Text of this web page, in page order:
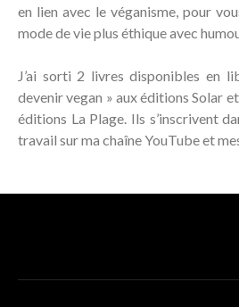
en lien avec le véganisme, pour
mode de vie plus éthique avec
J’ai sorti 2 livres disponibles en
devenir vegan » aux éditions Solar
éditions La Plage. Ils s’inscrivent
travail sur ma chaîne YouTube et